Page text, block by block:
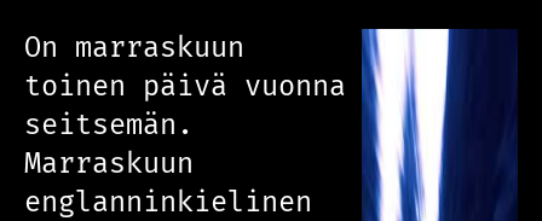
On marraskuun
toinen päivä vuonna
seitsemän.
Marraskuun
englanninkielinen